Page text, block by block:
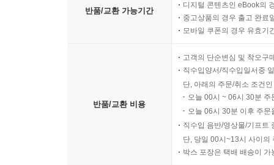
반품/교환 가능기간
디지털 콘텐츠인 eBook의
중고상품의 경우 출고 완료
모바일 쿠폰의 경우 유효기
반품/교환 비용
고객의 단순변심 및 착오구
직수입양서/직수입일서중
단, 아래의 주문/취소 조건
오늘 00시 ~ 06시 30분
오늘 06시 30분 이후 주
직수입 음반/영상물/기프트
단, 당일 00시~13시 사이의
박스 포장은 택배 배송이